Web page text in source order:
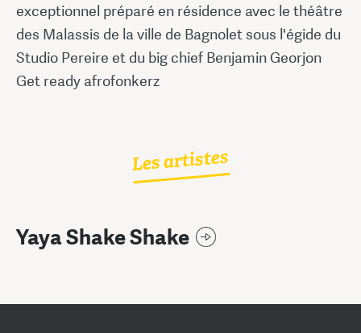
exceptionnel préparé en résidence avec le théâtre
des Malassis de la ville de Bagnolet sous l'égide du
Studio Pereire et du big chief Benjamin Georjon
Get ready afrofonkerz
Les artistes
Yaya Shake Shake